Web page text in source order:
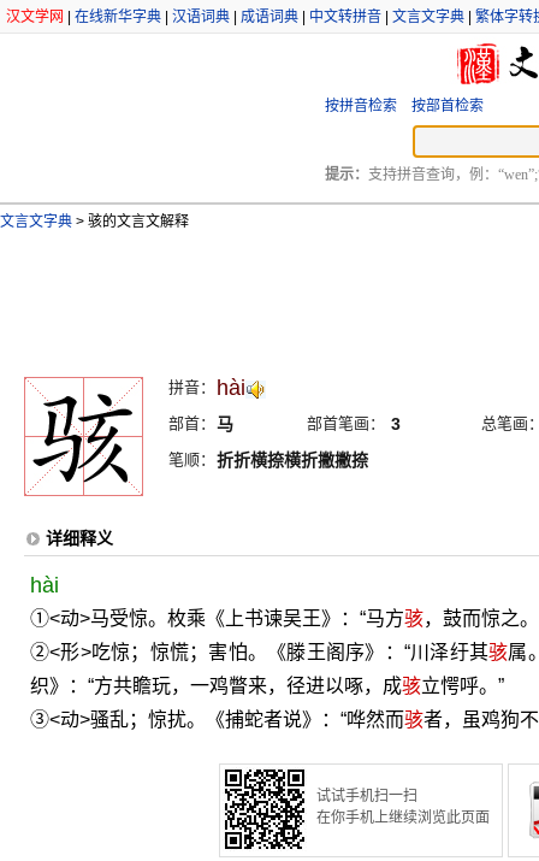
汉文学网 在线新华字典 汉语词典 成语词典 中文转拼音 文言文字典 繁体字转
按拼音检索 按部首检索
提示： 支持拼音查询，例：
文言文字典 > 骇的文言文解释
拼音： hài
部首： 马 部首笔画： 3
总笔画
笔顺： 折折横捺横折撇撇捺
详细释义
hài
①<动>马受惊。枚乘《上书谏吴王》：“马方骇，鼓而惊之。
②<形>吃惊；惊慌；害怕。《滕王阁序》：“川泽纡其骇属
织》：“方共瞻玩，一鸡瞥来，径进以啄，成骇立愕呼。”
③<动>骚乱；惊扰。《捕蛇者说》：“哗然而骇者，虽鸡狗
试试手机扫一扫
在你手机上继续浏览此页面